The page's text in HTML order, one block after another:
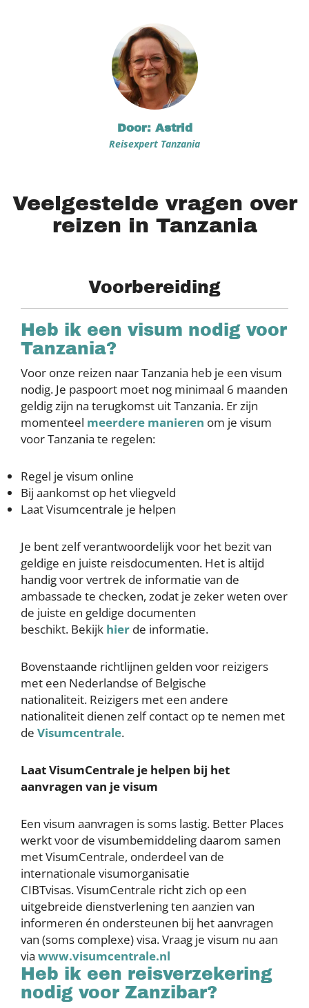
Door: Astrid
Reisexpert Tanzania
Veelgestelde vragen over
reizen in Tanzania
Voorbereiding
Heb ik een visum nodig voor
Tanzania?
Voor onze reizen naar Tanzania heb je een visum
nodig. Je paspoort moet nog minimaal 6 maanden
geldig zijn na terugkomst uit Tanzania. Er zijn
momenteel meerdere manieren om je visum
voor Tanzania te regelen:
Regel je visum online
Bij aankomst op het vliegveld
Laat Visumcentrale je helpen
Je bent zelf verantwoordelijk voor het bezit van
geldige en juiste reisdocumenten. Het is altijd
handig voor vertrek de informatie van de
ambassade te checken, zodat je zeker weten over
de juiste en geldige documenten
beschikt. Bekijk hier de informatie.
Bovenstaande richtlijnen gelden voor reizigers
met een Nederlandse of Belgische
nationaliteit. Reizigers met een andere
nationaliteit dienen zelf contact op te nemen met
de Visumcentrale.
Laat VisumCentrale je helpen bij het
aanvragen van je visum
Een visum aanvragen is soms lastig. Better Places
werkt voor de visumbemiddeling daarom samen
met VisumCentrale, onderdeel van de
internationale visumorganisatie
CIBTvisas. VisumCentrale richt zich op een
uitgebreide dienstverlening ten aanzien van
informeren én ondersteunen bij het aanvragen
van (soms complexe) visa. Vraag je visum nu aan
via www.visumcentrale.nl
Heb ik een reisverzekering
nodig voor Zanzibar?